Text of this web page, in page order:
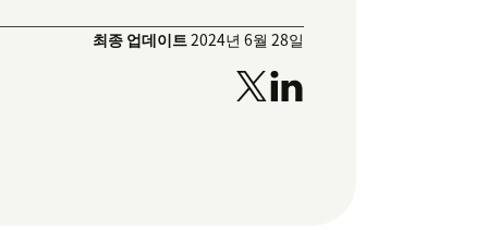
최종 업데이트2024년 6월 28일